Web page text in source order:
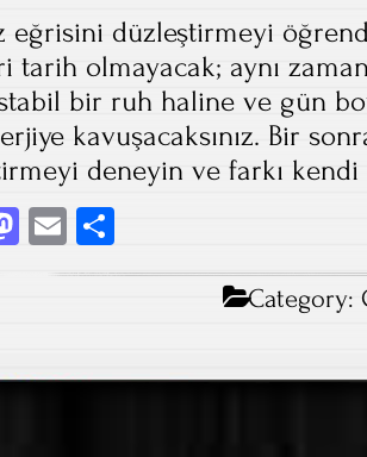
eğrisini düzleştirmeyi
tarih olmayacak; aynı
bir ruh haline ve gün
kavuşacaksınız. Bir
deneyin ve farkı
M
o
E
m ha
Category: